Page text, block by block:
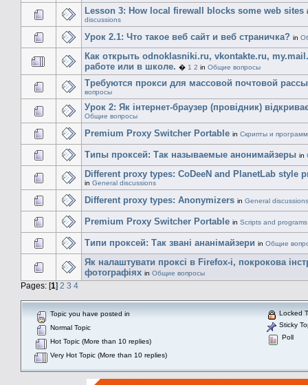
Lesson 3: How local firewall blocks some web sites
discussions
Урок 2.1: Что такое веб сайт и веб страничка? in
Как открыть odnoklasniki.ru, vkontakte.ru,
работе или в школе. � 1 2 in Общие вопросы
Требуются прокси для массовой почтовой
вопросы
Урок 2: Як інтернет-браузер (провідник)
Общие вопросы
Premium Proxy Switcher Portable in Скрипты и
Типы проксей: Так называемые анонимайзеры in
Different proxy types: CoDeeN and PlanetLab style
in General discussions
Different proxy types: Anonymizers in General discussions
Premium Proxy Switcher Portable in Scripts and programs
Типи проксей: Так звані ананімайзери in Общие
Як налаштувати проксі в Firefox-і, покрокова
фотографіях in Общие вопросы
Pages: [1] 2 3 4
Topic you have posted in
Normal Topic
Hot Topic (More than 10 replies)
Very Hot Topic (More than 10 replies)
Locked
Sticky
Poll